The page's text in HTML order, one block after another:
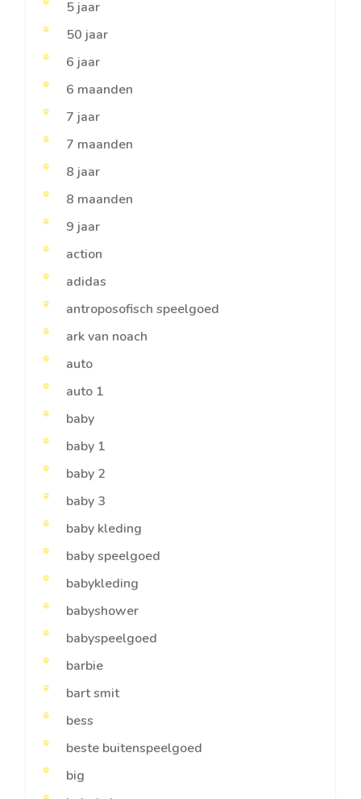
5 jaar
50 jaar
6 jaar
6 maanden
7 jaar
7 maanden
8 jaar
8 maanden
9 jaar
action
adidas
antroposofisch speelgoed
ark van noach
auto
auto 1
baby
baby 1
baby 2
baby 3
baby kleding
baby speelgoed
babykleding
babyshower
babyspeelgoed
barbie
bart smit
bess
beste buitenspeelgoed
big